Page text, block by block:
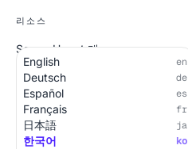
리소스
ScreenHue 소개
전체 화면
English en
Deutsch de
Español es
Français fr
日本語 ja
한국어 ko